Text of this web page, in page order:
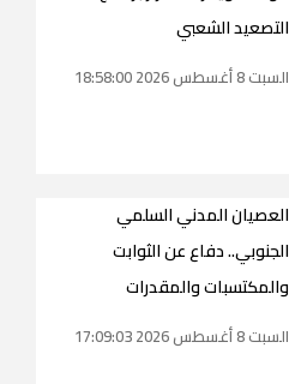
التصعيد الشعبي
السبت 8 أغسطس 2026 18:58:00
العصيان المدني السلمي
الجنوبي.. دفاع عن الثوابت
والمكتسبات والمقدرات
السبت 8 أغسطس 2026 17:09:03